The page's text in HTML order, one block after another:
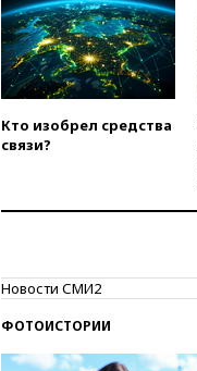
Кто изобрел средства
связи?
Новости СМИ2
ФОТОИСТОРИИ